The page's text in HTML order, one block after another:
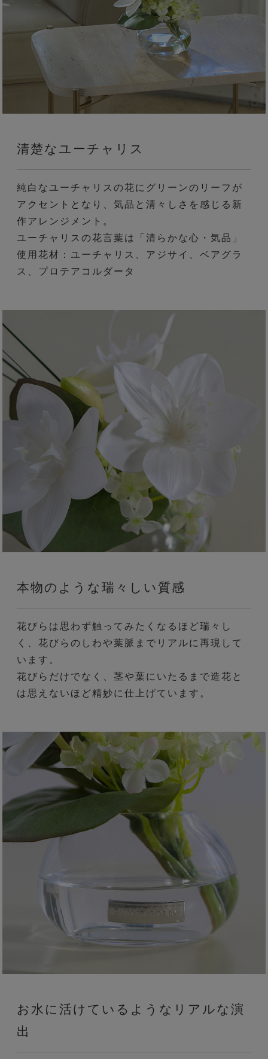
清楚なユーチャリス
純白なユーチャリスの花にグリーンのリーフが
アクセントとなり、気品と清々しさを感じる新
作アレンジメント。
ユーチャリスの花言葉は「清らかな心・気品」
使用花材：ユーチャリス、アジサイ、ベアグラ
ス、プロテアコルダータ
本物のような瑞々しい質感
花びらは思わず触ってみたくなるほど瑞々し
く、花びらのしわや葉脈までリアルに再現して
います。
花びらだけでなく、茎や葉にいたるまで造花と
は思えないほど精妙に仕上げています。
お水に活けているようなリアルな演
出